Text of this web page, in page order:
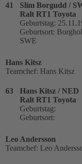
41
Slim Borgudd /
Ralt RT1 Toyota
Geburtstag:
Geburtsort:
SWE
Hans Kitsz
Teamchef: Hans Kitsz
63
Hans Kitsz / NED
Ralt RT1 Toyota
Geburtstag:
Geburtsort:
Leo Andersson
Teamchef: Leo